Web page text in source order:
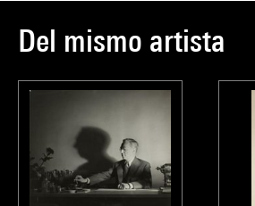
Del mismo artista